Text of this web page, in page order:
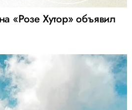
«Розе Хутор» объявил